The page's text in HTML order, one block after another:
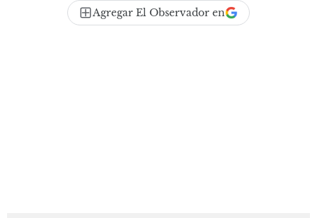
Agregar El Observador en